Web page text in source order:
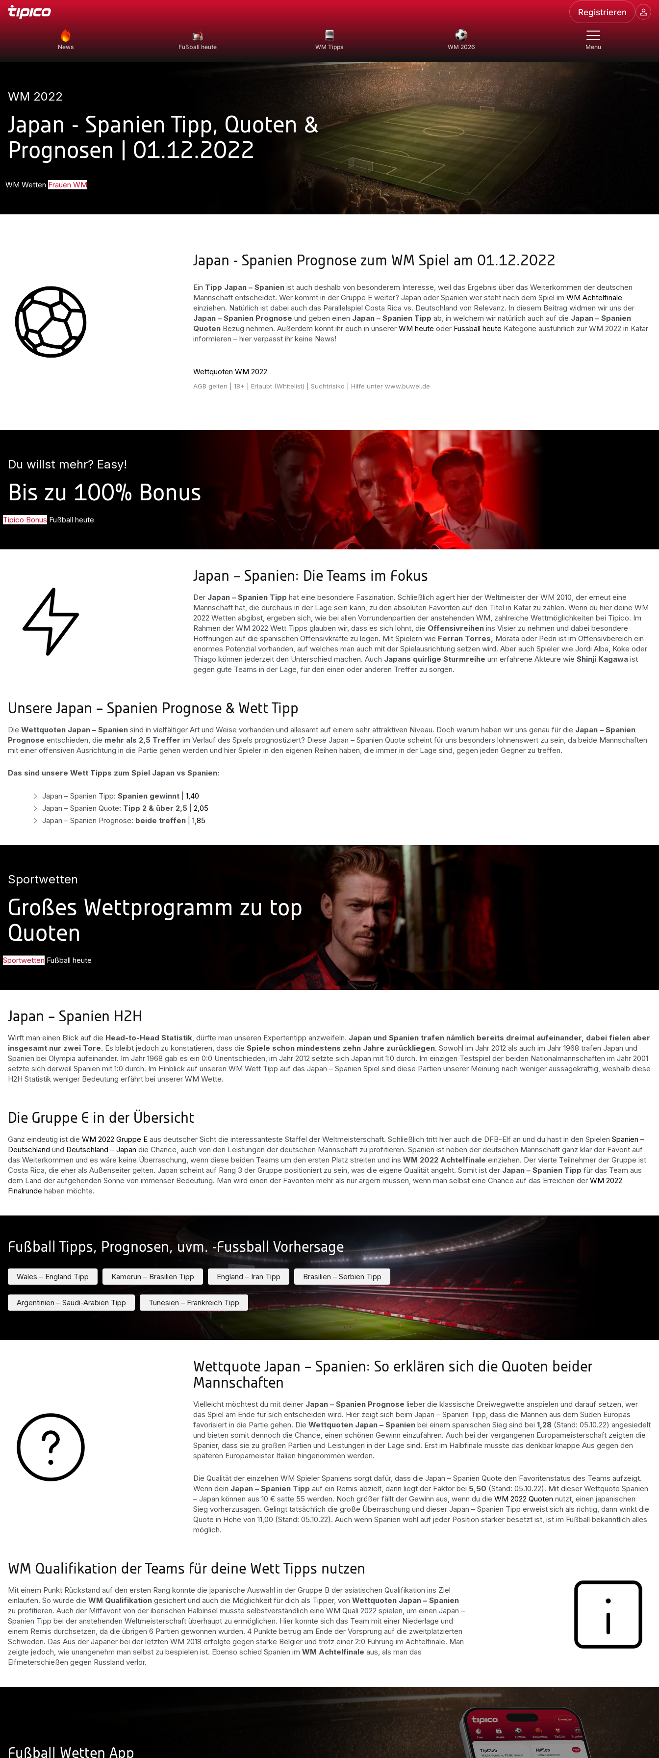
Registrieren
News Fußball heute WM Tipps WM 2026 Menu
WM 2022
Japan - Spanien Tipp, Quoten &
Prognosen | 01.12.2022
WM Wetten Frauen WM
Japan - Spanien Prognose zum WM Spiel am 01.12.2022
Ein Tipp Japan – Spanien ist auch deshalb von besonderem Interesse, weil das Ergebnis über das Weiterkommen der deutschen
Mannschaft entscheidet. Wer kommt in der Gruppe E weiter? Japan oder Spanien wer steht nach dem Spiel im WM Achtelfinale
einziehen. Natürlich ist dabei auch das Parallelspiel Costa Rica vs. Deutschland von Relevanz. In diesem Beitrag widmen wir uns der
Japan – Spanien Prognose und geben einen Japan – Spanien Tipp ab, in welchem wir natürlich auch auf die Japan – Spanien
Quoten Bezug nehmen. Außerdem könnt ihr euch in unserer WM heute oder Fussball heute Kategorie ausführlich zur WM 2022 in Katar
informieren – hier verpasst ihr keine News!
Wettquoten WM 2022
AGB gelten | 18+ | Erlaubt (Whitelist) | Suchtrisiko | Hilfe unter www.buwei.de
Du willst mehr? Easy!
Bis zu 100% Bonus
Tipico Bonus Fußball heute
Japan – Spanien: Die Teams im Fokus
Der Japan – Spanien Tipp hat eine besondere Faszination. Schließlich agiert hier der Weltmeister der WM 2010, der erneut eine
Mannschaft hat, die durchaus in der Lage sein kann, zu den absoluten Favoriten auf den Titel in Katar zu zählen. Wenn du hier deine WM
2022 Wetten abgibst, ergeben sich, wie bei allen Vorrundenpartien der anstehenden WM, zahlreiche Wettmöglichkeiten bei Tipico. Im
Rahmen der WM 2022 Wett Tipps glauben wir, dass es sich lohnt, die Offensivreihen ins Visier zu nehmen und dabei besondere
Hoffnungen auf die spanischen Offensivkräfte zu legen. Mit Spielern wie Ferran Torres, Morata oder Pedri ist im Offensivbereich ein
enormes Potenzial vorhanden, auf welches man auch mit der Spielausrichtung setzen wird. Aber auch Spieler wie Jordi Alba, Koke oder
Thiago können jederzeit den Unterschied machen. Auch Japans quirlige Sturmreihe um erfahrene Akteure wie Shinji Kagawa ist
gegen gute Teams in der Lage, für den einen oder anderen Treffer zu sorgen.
Unsere Japan – Spanien Prognose & Wett Tipp
Die Wettquoten Japan – Spanien sind in vielfältiger Art und Weise vorhanden und allesamt auf einem sehr attraktiven Niveau. Doch warum haben wir uns genau für die Japan – Spanien
Prognose entschieden, die mehr als 2,5 Treffer im Verlauf des Spiels prognostiziert? Diese Japan – Spanien Quote scheint für uns besonders lohnenswert zu sein, da beide Mannschaften
mit einer offensiven Ausrichtung in die Partie gehen werden und hier Spieler in den eigenen Reihen haben, die immer in der Lage sind, gegen jeden Gegner zu treffen.
Das sind unsere Wett Tipps zum Spiel Japan vs Spanien:
Japan – Spanien Tipp: Spanien gewinnt
1,40
Japan – Spanien Quote: Tipp 2 & über 2,5
2,05
Japan – Spanien Prognose: beide treffen 1,85
Sportwetten
Großes Wettprogramm zu top
Quoten
Sportwetten Fußball heute
Japan – Spanien H2H
Wirft man einen Blick auf die Head-to-Head Statistik , dürfte man unseren Expertentipp anzweifeln. Japan und Spanien trafen nämlich bereits dreimal aufeinander, dabei fielen aber
insgesamt nur zwei Tore. Es bleibt jedoch zu konstatieren, dass die Spiele schon mindestens zehn Jahre zurückliegen. Sowohl im Jahr 2012 als auch im Jahr 1968 trafen Japan und
Spanien bei Olympia aufeinander. Im Jahr 1968 gab es ein 0:0 Unentschieden, im Jahr 2012 setzte sich Japan mit 1:0 durch. Im einzigen Testspiel der beiden Nationalmannschaften im Jahr 2001
setzte sich derweil Spanien mit 1:0 durch. Im Hinblick auf unseren WM Wett Tipp auf das Japan – Spanien Spiel sind diese Partien unserer Meinung nach weniger aussagekräftig, weshalb diese
H2H Statistik weniger Bedeutung erfährt bei unserer WM Wette.
Die Gruppe E in der Übersicht
Ganz eindeutig ist die WM 2022 Gruppe E aus deutscher Sicht die interessanteste Staffel der Weltmeisterschaft. Schließlich tritt hier auch die DFB-Elf an und du hast in den Spielen Spanien –
Deutschland und Deutschland – Japan die Chance, auch von den Leistungen der deutschen Mannschaft zu profitieren. Spanien ist neben der deutschen Mannschaft ganz klar der Favorit auf
das Weiterkommen und es wäre keine Überraschung, wenn diese beiden Teams um den ersten Platz streiten und ins WM 2022 Achtelfinale einziehen. Der vierte Teilnehmer der Gruppe ist
Costa Rica, die eher als Außenseiter gelten. Japan scheint auf Rang 3 der Gruppe positioniert zu sein, was die eigene Qualität angeht. Somit ist der Japan – Spanien Tipp für das Team aus
dem Land der aufgehenden Sonne von immenser Bedeutung. Man wird einen der Favoriten mehr als nur ärgern müssen, wenn man selbst eine Chance auf das Erreichen der WM 2022
Finalrunde haben möchte.
Fußball Tipps, Prognosen, uvm. -Fussball Vorhersage
Wales – England Tipp Kamerun – Brasilien Tipp England – Iran Tipp Brasilien – Serbien Tipp
Argentinien – Saudi-Arabien Tipp Tunesien – Frankreich Tipp
Wettquote Japan – Spanien: So erklären sich die Quoten beider
Mannschaften
Vielleicht möchtest du mit deiner Japan – Spanien Prognose lieber die klassische Dreiwegwette anspielen und darauf setzen, wer
das Spiel am Ende für sich entscheiden wird. Hier zeigt sich beim Japan – Spanien Tipp, dass die Mannen aus dem Süden Europas
favorisiert in die Partie gehen. Die Wettquoten Japan – Spanien bei einem spanischen Sieg sind bei 1,28 (Stand: 05.10.22) angesiedelt
und bieten somit dennoch die Chance, einen schönen Gewinn einzufahren. Auch bei der vergangenen Europameisterschaft zeigten die
Spanier, dass sie zu großen Partien und Leistungen in der Lage sind. Erst im Halbfinale musste das denkbar knappe Aus gegen den
späteren Europameister Italien hingenommen werden.
Die Qualität der einzelnen WM Spieler Spaniens sorgt dafür, dass die Japan – Spanien Quote den Favoritenstatus des Teams aufzeigt.
Wenn dein Japan – Spanien Tipp auf ein Remis abzielt, dann liegt der Faktor bei 5,50 (Stand: 05.10.22). Mit dieser Wettquote Spanien
– Japan können aus 10 € satte 55 werden. Noch größer fällt der Gewinn aus, wenn du die WM 2022 Quoten nutzt, einen japanischen
Sieg vorherzusagen. Gelingt tatsächlich die große Überraschung und dieser Japan – Spanien Tipp erweist sich als richtig, dann winkt die
Quote in Höhe von 11,00 (Stand: 05.10.22). Auch wenn Spanien wohl auf jeder Position stärker besetzt ist, ist im Fußball bekanntlich alles
möglich.
WM Qualifikation der Teams für deine Wett Tipps nutzen
Mit einem Punkt Rückstand auf den ersten Rang konnte die japanische Auswahl in der Gruppe B der asiatischen Qualifikation ins Ziel
einlaufen. So wurde die WM Qualifikation gesichert und auch die Möglichkeit für dich als Tipper, von Wettquoten Japan – Spanien
zu profitieren. Auch der Mitfavorit von der iberischen Halbinsel musste selbstverständlich eine WM Quali 2022 spielen, um einen Japan –
Spanien Tipp bei der anstehenden Weltmeisterschaft überhaupt zu ermöglichen. Hier konnte sich das Team mit einer Niederlage und
einem Remis durchsetzen, da die übrigen 6 Partien gewonnen wurden. 4 Punkte betrug am Ende der Vorsprung auf die zweitplatzierten
Schweden. Das Aus der Japaner bei der letzten WM 2018 erfolgte gegen starke Belgier und trotz einer 2:0 Führung im Achtelfinale. Man
zeigte jedoch, wie unangenehm man selbst zu bespielen ist. Ebenso schied Spanien im WM Achtelfinale aus, als man das
Elfmeterschießen gegen Russland verlor.
Fußball Wetten App